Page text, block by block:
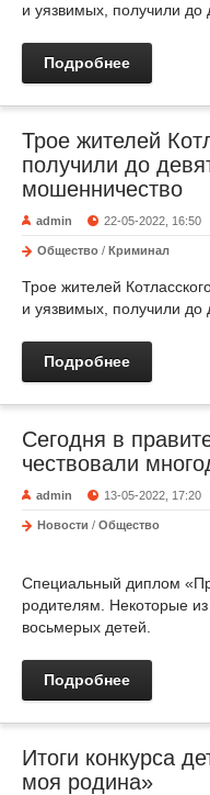
и уязвимых, получили до
Подробнее
Трое жителей
получили до
мошенничество
admin 22-05-2022, 16:50
Общество / Криминал
Трое жителей
и уязвимых, получили до
Подробнее
Сегодня в
чествовали
admin 13-05-2022, 17:20
Новости / Общество
Специальный диплом
родителям. Некоторые
восьмерых детей.
Подробнее
Итоги конкурса
моя родина»